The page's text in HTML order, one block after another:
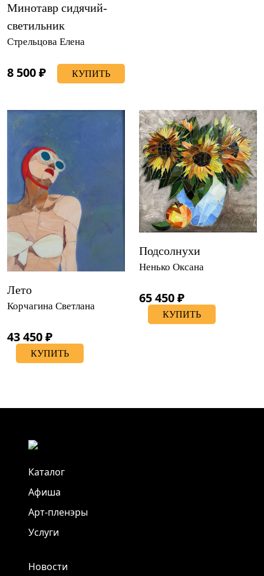
Минотавр сидячий-
светильник
Стрельцова Елена
8 500 ₽ КУПИТЬ
Лето
Корчагина Светлана
43 450 ₽
КУПИТЬ
Подсолнухи
Ненько Оксана
65 450 ₽
КУПИТЬ
Каталог
Афиша
Арт-пленэры
Услуги
Новости